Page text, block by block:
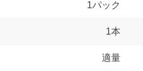
1パック
1本
適量